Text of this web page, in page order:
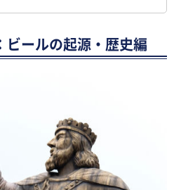
ビールの起源・歴史編